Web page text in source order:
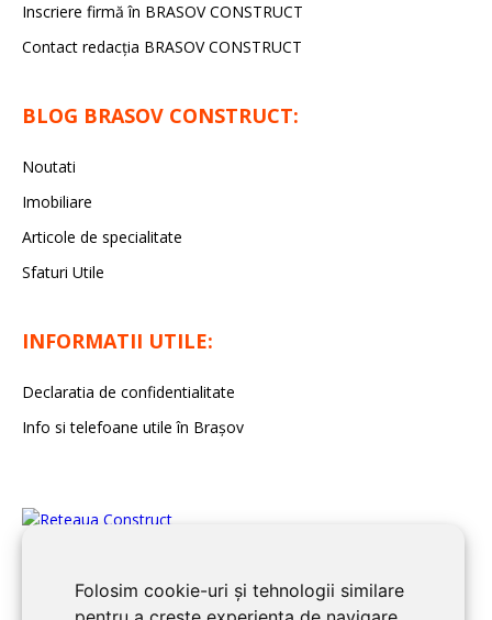
Folosim cookie-uri și tehnologii similare
Inscriere firmă în BRASOV CONSTRUCT
Contact redacţia BRASOV CONSTRUCT
BLOG BRASOV CONSTRUCT:
Noutati
Imobiliare
Articole de specialitate
Sfaturi Utile
INFORMATII UTILE:
Declaratia de confidentialitate
Info si telefoane utile în Braşov